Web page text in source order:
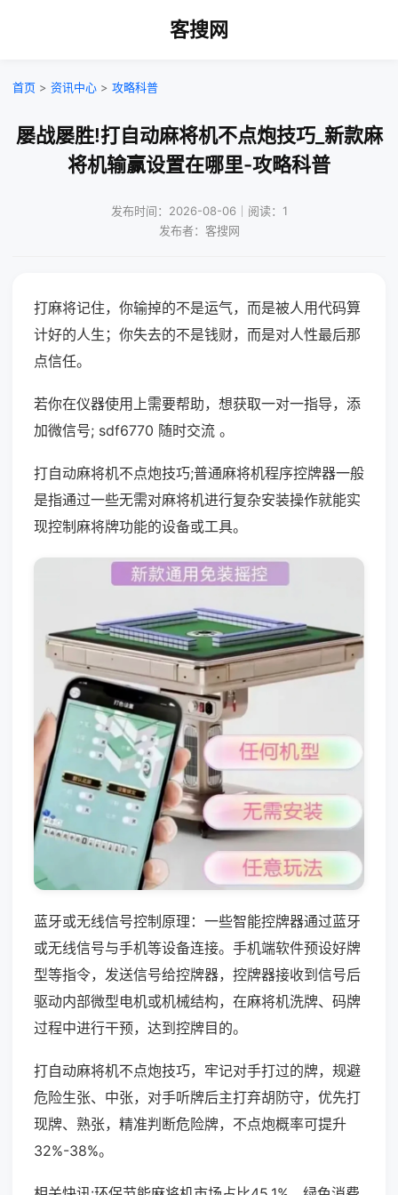
客搜网
首页 > 资讯中心 > 攻略科普
屡战屡胜!打自动麻将机不点炮技巧_新款麻
将机输赢设置在哪里-攻略科普
发布时间：2026-08-06｜阅读：1
发布者：客搜网
打麻将记住，你输掉的不是运气，而是被人用代码算
计好的人生；你失去的不是钱财，而是对人性最后那
点信任。
若你在仪器使用上需要帮助，想获取一对一指导，添
加微信号; sdf6770 随时交流 。
打自动麻将机不点炮技巧;普通麻将机程序控牌器一般
是指通过一些无需对麻将机进行复杂安装操作就能实
现控制麻将牌功能的设备或工具。
蓝牙或无线信号控制原理：一些智能控牌器通过蓝牙
或无线信号与手机等设备连接。手机端软件预设好牌
型等指令，发送信号给控牌器，控牌器接收到信号后
驱动内部微型电机或机械结构，在麻将机洗牌、码牌
过程中进行干预，达到控牌目的。
打自动麻将机不点炮技巧，牢记对手打过的牌，规避
危险生张、中张，对手听牌后主打弃胡防守，优先打
现牌、熟张，精准判断危险牌，不点炮概率可提升
32%-38%。